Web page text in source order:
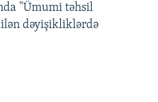
720p
"Ümumi təhsil
dəyişikliklərdə